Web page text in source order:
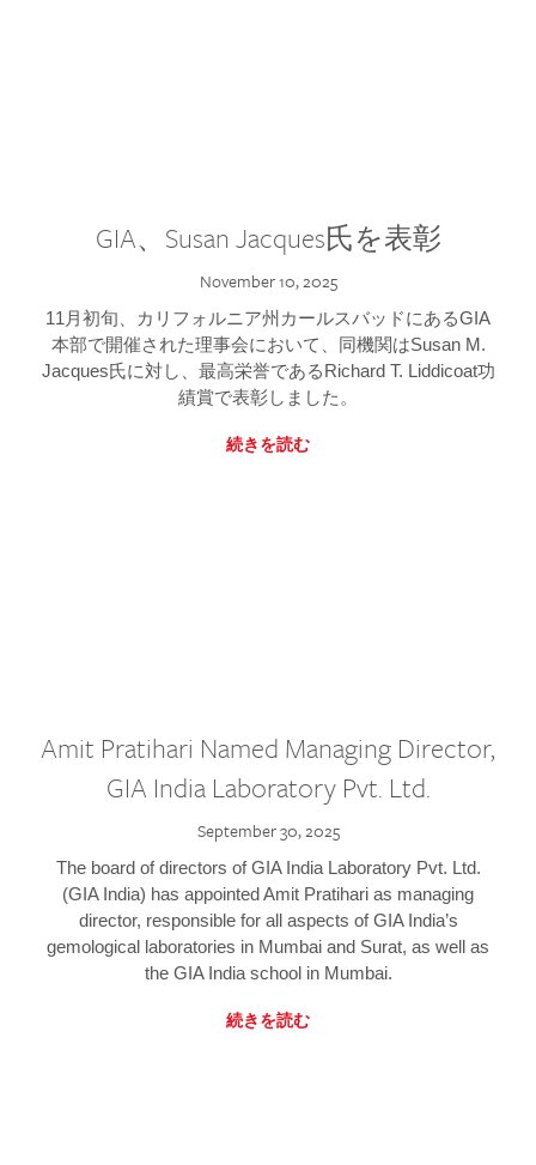
GIA、Susan Jacques氏を表彰
November 10, 2025
11月初旬、カリフォルニア州カールスバッドにあるGIA
本部で開催された理事会において、同機関はSusan M.
Jacques氏に対し、最高栄誉であるRichard T. Liddicoat功
績賞で表彰しました。
続きを読む
Amit Pratihari Named Managing Director,
GIA India Laboratory Pvt. Ltd.
September 30, 2025
The board of directors of GIA India Laboratory Pvt. Ltd.
(GIA India) has appointed Amit Pratihari as managing
director, responsible for all aspects of GIA India’s
gemological laboratories in Mumbai and Surat, as well as
the GIA India school in Mumbai.
続きを読む